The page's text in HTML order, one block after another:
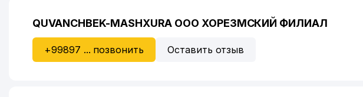
QUVANCHBEK-MASHXURA ООО ХОРЕЗМСКИЙ ФИЛИАЛ
+99897 ... позвонить Оставить отзыв